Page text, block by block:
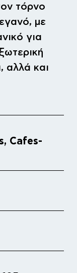
τόρνο
με
για
αλλά και
Cafes-